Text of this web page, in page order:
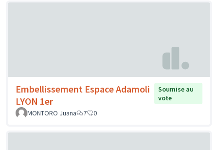
Embellissement Espace Adamoli
LYON 1er
Soumise au
vote
MONTORO Juana
7 0